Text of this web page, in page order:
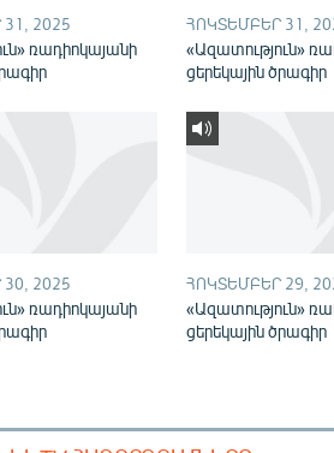
2025
ռադիոկայանի
ՀՈԿՏԵՄԲԵՐ 31,
«Ազատություն»
ցերեկային ծրագիր
2025
ռադիոկայանի
ՀՈԿՏԵՄԲԵՐ 29,
«Ազատություն»
ցերեկային ծրագիր